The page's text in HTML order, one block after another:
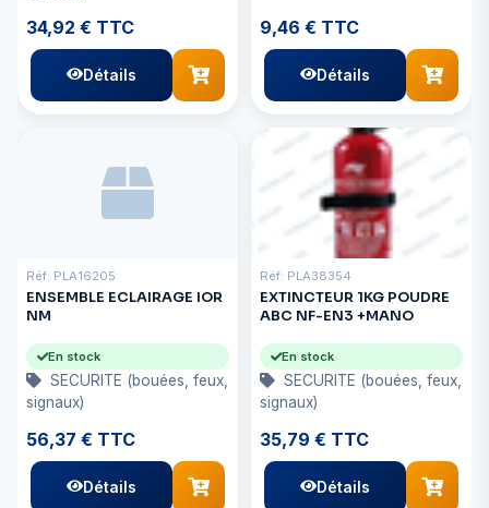
34,92 € TTC
Détails
9,46 € TTC
Détails
Réf: PLA16205
ENSEMBLE ECLAIRAGE IOR
NM
En stock
SECURITE (bouées, feux,
signaux)
56,37 € TTC
Détails
Réf: PLA38354
EXTINCTEUR 1KG POUDRE
ABC NF-EN3 +MANO
En stock
SECURITE (bouées, feux,
signaux)
35,79 € TTC
Détails